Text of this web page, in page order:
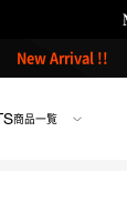
New Arrival !!
商品一覧